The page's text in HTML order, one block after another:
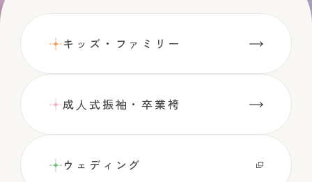
キッズ・ファミリー
成⼈式振袖・卒業袴
ウェディング